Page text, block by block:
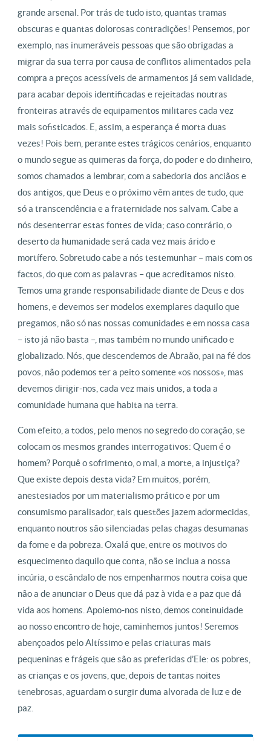
grande arsenal. Por trás de tudo isto, quantas tramas
obscuras e quantas dolorosas contradições! Pensemos, por
exemplo, nas inumeráveis pessoas que são obrigadas a
migrar da sua terra por causa de conflitos alimentados pela
compra a preços acessíveis de armamentos já sem validade,
para acabar depois identificadas e rejeitadas noutras
fronteiras através de equipamentos militares cada vez
mais sofisticados. E, assim, a esperança é morta duas
vezes! Pois bem, perante estes trágicos cenários, enquanto
o mundo segue as quimeras da força, do poder e do dinheiro,
somos chamados a lembrar, com a sabedoria dos anciãos e
dos antigos, que Deus e o próximo vêm antes de tudo, que
só a transcendência e a fraternidade nos salvam. Cabe a
nós desenterrar estas fontes de vida; caso contrário, o
deserto da humanidade será cada vez mais árido e
mortífero. Sobretudo cabe a nós testemunhar – mais com os
factos, do que com as palavras – que acreditamos nisto.
Temos uma grande responsabilidade diante de Deus e dos
homens, e devemos ser modelos exemplares daquilo que
pregamos, não só nas nossas comunidades e em nossa casa
– isto já não basta –, mas também no mundo unificado e
globalizado. Nós, que descendemos de Abraão, pai na fé dos
povos, não podemos ter a peito somente «os nossos», mas
devemos dirigir-nos, cada vez mais unidos, a toda a
comunidade humana que habita na terra.
Com efeito, a todos, pelo menos no segredo do coração, se
colocam os mesmos grandes interrogativos: Quem é o
homem? Porquê o sofrimento, o mal, a morte, a injustiça?
Que existe depois desta vida? Em muitos, porém,
anestesiados por um materialismo prático e por um
consumismo paralisador, tais questões jazem adormecidas,
enquanto noutros são silenciadas pelas chagas desumanas
da fome e da pobreza. Oxalá que, entre os motivos do
esquecimento daquilo que conta, não se inclua a nossa
incúria, o escândalo de nos empenharmos noutra coisa que
não a de anunciar o Deus que dá paz à vida e a paz que dá
vida aos homens. Apoiemo-nos nisto, demos continuidade
ao nosso encontro de hoje, caminhemos juntos! Seremos
abençoados pelo Altíssimo e pelas criaturas mais
pequeninas e frágeis que são as preferidas d’Ele: os pobres,
as crianças e os jovens, que, depois de tantas noites
tenebrosas, aguardam o surgir duma alvorada de luz e de
paz.